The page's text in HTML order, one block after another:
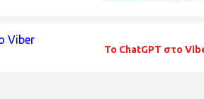
Το ChatGPT στο